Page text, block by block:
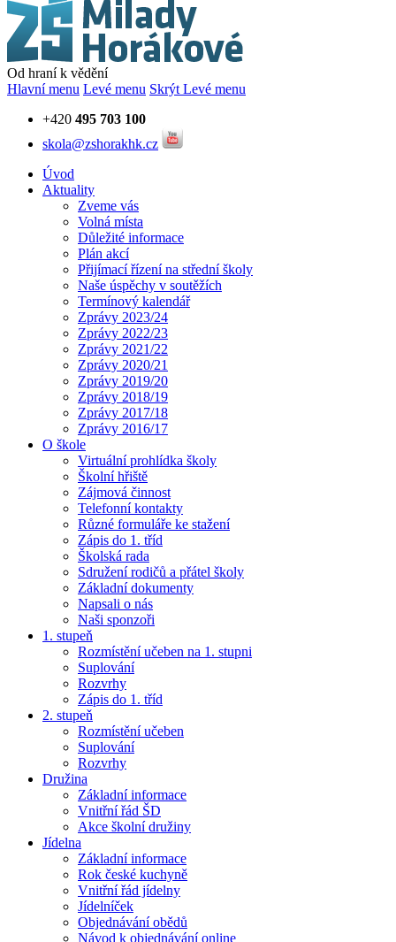
Od hraní k vědění
Hlavní menu Levé menu Skrýt Levé menu
+420 495 703 100
skola@zshorakhk.cz
Úvod
Aktuality
Zveme vás
Volná místa
Důležité informace
Plán akcí
Přijímací řízení na střední školy
Naše úspěchy v soutěžích
Termínový kalendář
Zprávy 2023/24
Zprávy 2022/23
Zprávy 2021/22
Zprávy 2020/21
Zprávy 2019/20
Zprávy 2018/19
Zprávy 2017/18
Zprávy 2016/17
O škole
Virtuální prohlídka školy
Školní hřiště
Zájmová činnost
Telefonní kontakty
Různé formuláře ke stažení
Zápis do 1. tříd
Školská rada
Sdružení rodičů a přátel školy
Základní dokumenty
Napsali o nás
Naši sponzoři
1. stupeň
Rozmístění učeben na 1. stupni
Suplování
Rozvrhy
Zápis do 1. tříd
2. stupeň
Rozmístění učeben
Suplování
Rozvrhy
Družina
Základní informace
Vnitřní řád ŠD
Akce školní družiny
Jídelna
Základní informace
Rok české kuchyně
Vnitřní řád jídelny
Jídelníček
Objednávání obědů
Návod k objednávání online